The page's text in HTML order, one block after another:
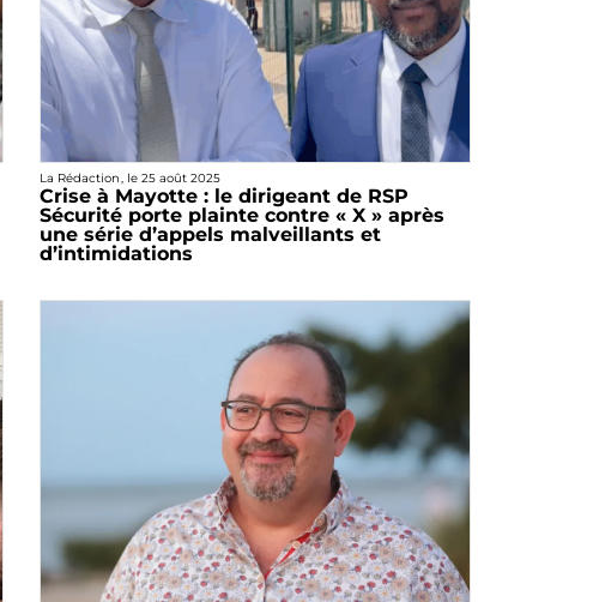
La Rédaction, le 25 août 2025
Crise à Mayotte : le dirigeant de RSP
Sécurité porte plainte contre « X » après
une série d’appels malveillants et
d’intimidations